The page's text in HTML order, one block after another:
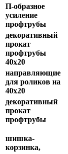
П-образное
усиление
профтрубы
декоративный
прокат
профтрубы
40х20
направляющие
для роликов на
40х20
декоративный
прокат
профтрубы
шишка-
корзинка,